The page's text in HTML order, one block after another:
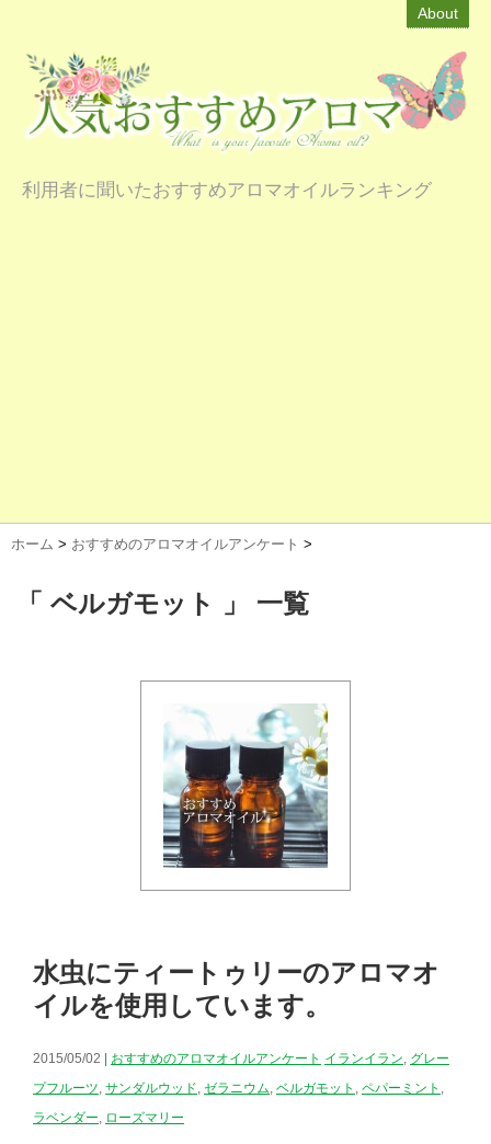
About
利用者に聞いたおすすめアロマオイルランキング
ホーム > おすすめのアロマオイルアンケート >
「 ベルガモット 」 一覧
水虫にティートゥリーのアロマオ
イルを使用しています。
2015/05/02 | おすすめのアロマオイルアンケート イランイラン グレー
プフルーツ サンダルウッド ゼラニウム ベルガモット ペパーミント
ラベンダー
ローズマリー